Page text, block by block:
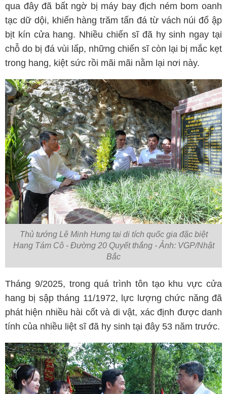
qua đây đã bất ngờ bị máy bay địch ném bom oanh
tạc dữ dội, khiến hàng trăm tấn đá từ vách núi đổ ập
bịt kín cửa hang. Nhiều chiến sĩ đã hy sinh ngay tại
chỗ do bị đá vùi lấp, những chiến sĩ còn lại bị mắc kẹt
trong hang, kiệt sức rồi mãi mãi nằm lại nơi này.
Thủ tướng Lê Minh Hưng tại di tích quốc gia đặc biệt
Hang Tám Cô - Đường 20 Quyết thắng - Ảnh: VGP/Nhật
Bắc
Tháng 9/2025, trong quá trình tôn tạo khu vực cửa
hang bị sập tháng 11/1972, lực lượng chức năng đã
phát hiện nhiều hài cốt và di vật, xác định được danh
tính của nhiều liệt sĩ đã hy sinh tại đây 53 năm trước.